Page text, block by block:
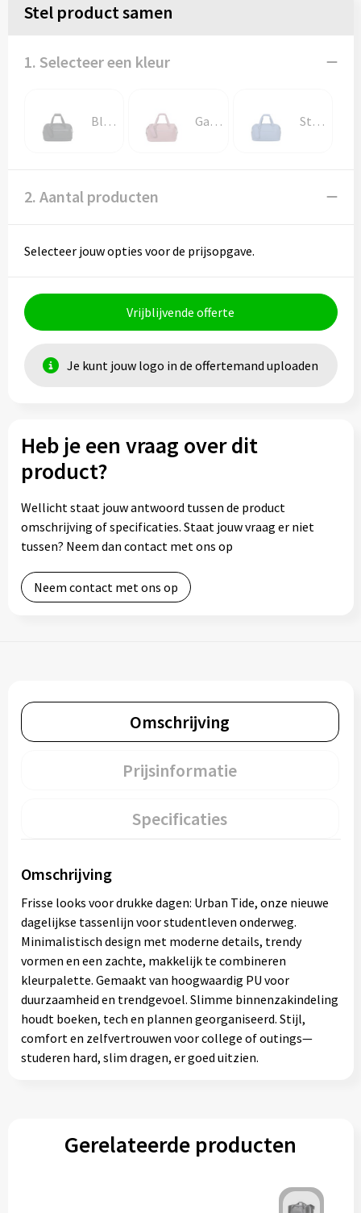
Stel product samen
1. Selecteer een kleur
Black Galactic Mauve Storm Blue
2. Aantal producten
Selecteer jouw opties voor de prijsopgave.
Vrijblijvende offerte
Je kunt jouw logo in de offertemand uploaden
Heb je een vraag over dit
product?
Wellicht staat jouw antwoord tussen de product
omschrijving of specificaties. Staat jouw vraag er niet
tussen? Neem dan contact met ons op
Neem contact met ons op
Omschrijving
Prijsinformatie
Specificaties
Omschrijving
Frisse looks voor drukke dagen: Urban Tide, onze nieuwe
dagelijkse tassenlijn voor studentleven onderweg.
Minimalistisch design met moderne details, trendy
vormen en een zachte, makkelijk te combineren
kleurpalette. Gemaakt van hoogwaardig PU voor
duurzaamheid en trendgevoel. Slimme binnenzakindeling
houdt boeken, tech en plannen georganiseerd. Stijl,
comfort en zelfvertrouwen voor college of outings—
studeren hard, slim dragen, er goed uitzien.
Gerelateerde producten